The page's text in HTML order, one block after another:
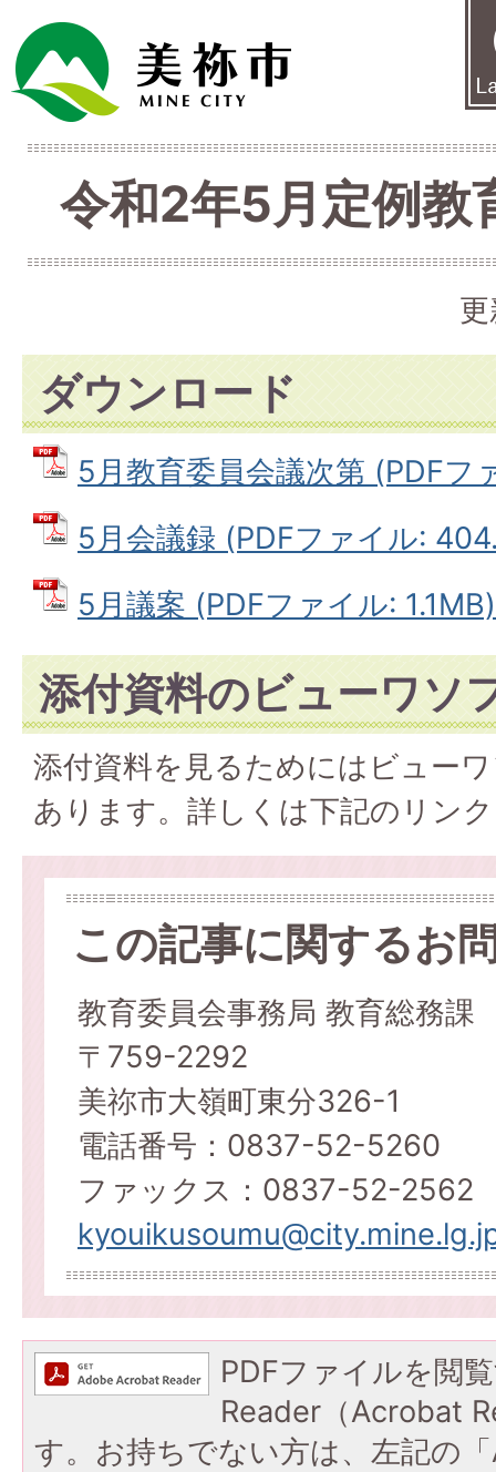
令和2年5月定例教
ダウンロード
5月教育委員会議次第 (PDFフ
5月会議録 (PDFファイル:
5月議案 (PDFファイル: 1.1MB)
添付資料のビューワソ
添付資料を見るためにはビュー
あります。詳しくは下記のリン
この記事に関するお
教育委員会事務局 教育総務課
〒759-2292
美祢市大嶺町東分326-1
電話番号：0837-52-5260
ファックス：0837-52-2562
PDFファイルを閲
Reader（Acrobat
す。お持ちでない方は、左記の